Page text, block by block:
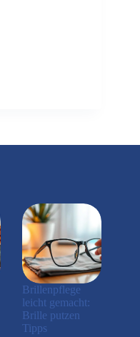
Brillenpflege
leicht gemacht:
Brille putzen
Tipps